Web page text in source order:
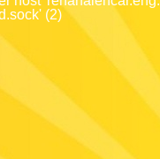
(2)